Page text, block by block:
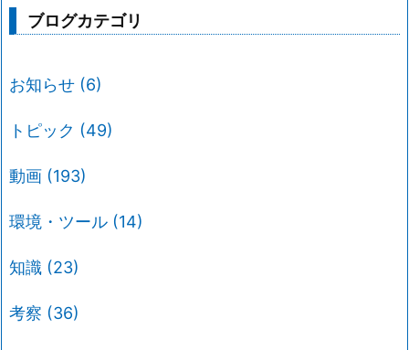
ブログカテゴリ
お知らせ (6)
トピック (49)
動画 (193)
環境・ツール (14)
知識 (23)
考察 (36)